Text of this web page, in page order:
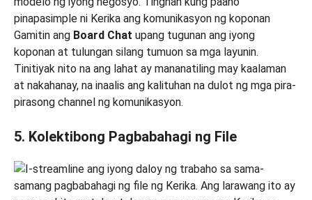
Gamitin ang Board Chat upang tugunan ang iyong
koponan at tulungan silang tumuon sa mga layunin.
Tinitiyak nito na ang lahat ay mananatiling may kaalaman
at nakahanay, na inaalis ang kalituhan na dulot ng mga pira-
pirasong channel ng komunikasyon.
5. Kolektibong Pagbabahagi ng File